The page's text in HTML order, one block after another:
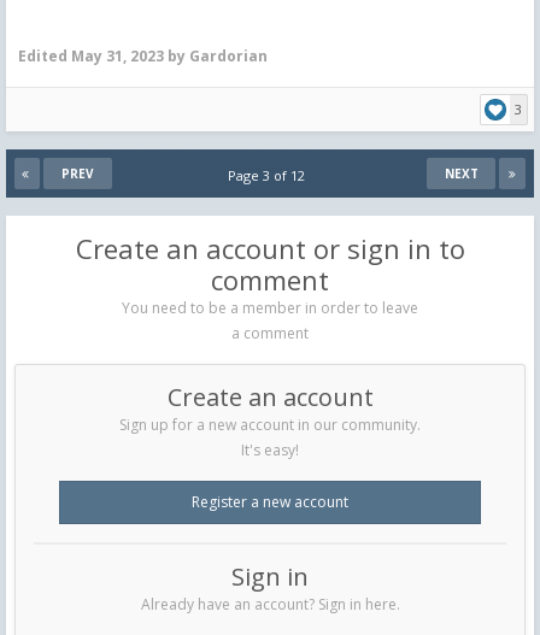
Edited May 31, 2023 by Gardorian
3
PREV NEXT
Page 3 of 12
Create an account or sign in to
comment
You need to be a member in order to leave
a comment
Create an account
Sign up for a new account in our community.
It's easy!
Register a new account
Sign in
Already have an account? Sign in here.